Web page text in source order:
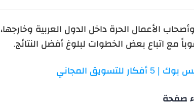
الأعمال الحرة داخل الدول العربية وخارجها،
مع اتباع بعض الخطوات لبلوغ أفضل النتائج.
المجاني
صفحة